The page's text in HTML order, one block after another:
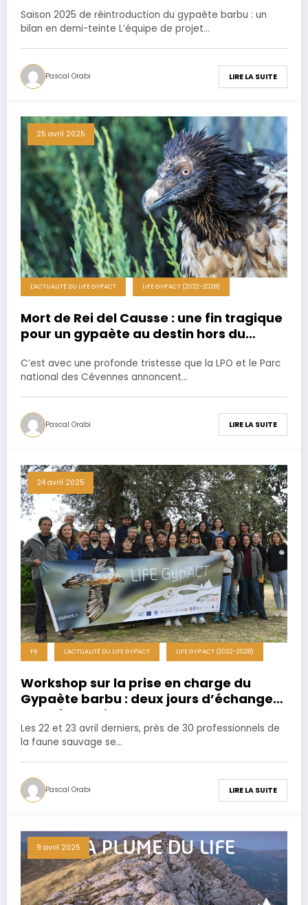
Saison 2025 de réintroduction du gypaète barbu : un
bilan en demi-teinte L’équipe de projet…
Pascal Orabi LIRE LA SUITE
25 avril 2025
L'ACTUALITÉ DU LIFE GYP'ACT LIFE GYP’ACT (2022-2028)
Mort de Rei del Causse : une fin tragique
pour un gypaète au destin hors du
C’est avec une profonde tristesse que la LPO et le Parc
national des Cévennes annoncent…
Pascal Orabi LIRE LA SUITE
24 avril 2025
FR L'ACTUALITÉ DU LIFE GYP'ACT LIFE GYP’ACT (2022-2028)
Workshop sur la prise en charge du
Gypaète barbu : deux jours d’échanges
et de formation au centre de Vallcalent
Les 22 et 23 avril derniers, près de 30 professionnels de
la faune sauvage se…
Pascal Orabi LIRE LA SUITE
9 avril 2025